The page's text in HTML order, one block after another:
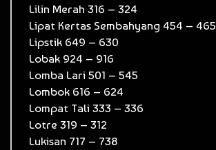
Lilin Merah 316 – 324
Lipat Kertas Sembahyang 454 – 465
Lipstik 649 – 630
Lobak 924 – 916
Lomba Lari 501 – 545
Lombok 616 – 624
Lompat Tali 333 – 336
Lotre 319 – 312
Lukisan 717 – 738